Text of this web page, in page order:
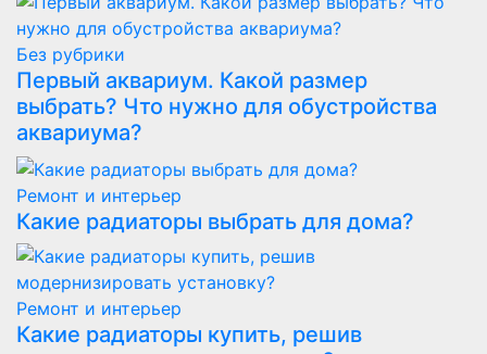
Без рубрики
Первый аквариум. Какой размер
выбрать? Что нужно для обустройства
аквариума?
Ремонт и интерьер
Какие радиаторы выбрать для дома?
Ремонт и интерьер
Какие радиаторы купить, решив